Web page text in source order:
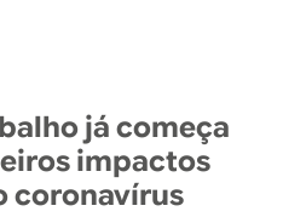
já começa
impactos
coronavírus